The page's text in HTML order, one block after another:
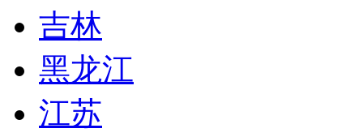
吉林
黑龙江
江苏